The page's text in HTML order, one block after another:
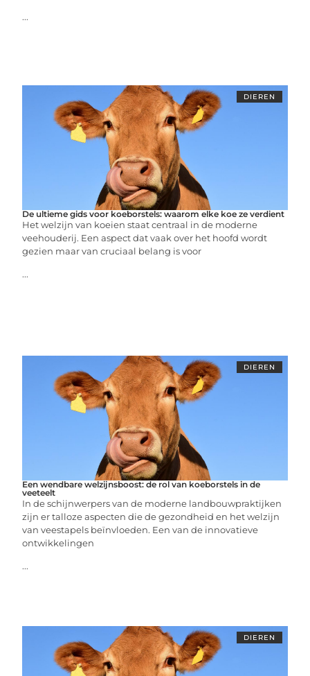
...
DIEREN
De ultieme gids voor koeborstels: waarom elke koe ze verdient
Het welzijn van koeien staat centraal in de moderne
veehouderij. Een aspect dat vaak over het hoofd wordt
gezien maar van cruciaal belang is voor
...
DIEREN
Een wendbare welzijnsboost: de rol van koeborstels in de
veeteelt
In de schijnwerpers van de moderne landbouwpraktijken
zijn er talloze aspecten die de gezondheid en het welzijn
van veestapels beïnvloeden. Een van de innovatieve
ontwikkelingen
...
DIEREN